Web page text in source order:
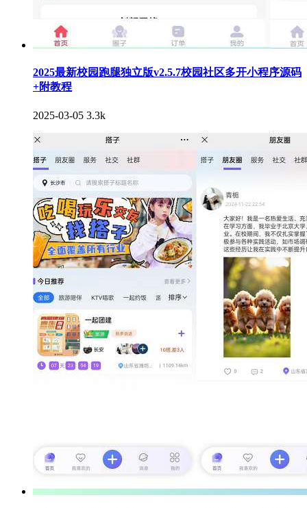
2025最新校园跑腿独立版v2.5.7校园社区多开小程序源码
+附教程
2025-03-05 3.3k